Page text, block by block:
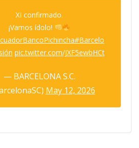
XI confirmado.
¡Vamos ídolo!
#Barcelo
pic.twitter.com/JXF5ewbHCt
— BARCELONA S.C.
May 12, 2026